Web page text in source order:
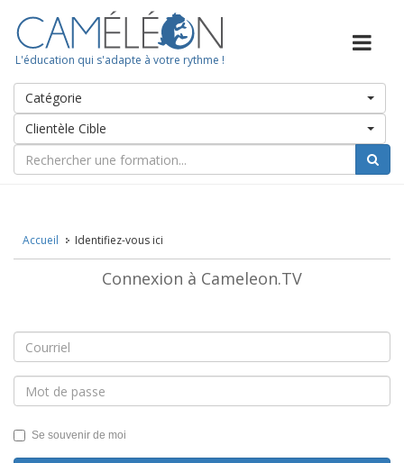
L'éducation qui s'adapte à votre rythme !
Catégorie
Clientèle Cible
Accueil Identifiez-vous ici
Connexion à Cameleon.TV
Se souvenir de moi